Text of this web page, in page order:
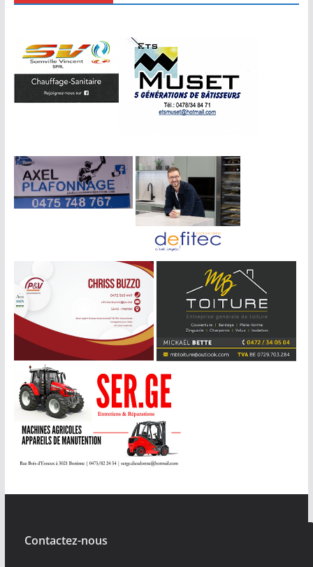
Contactez-nous